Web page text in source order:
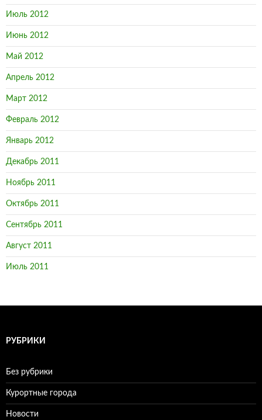
Июль 2012
Июнь 2012
Май 2012
Апрель 2012
Март 2012
Февраль 2012
Январь 2012
Декабрь 2011
Ноябрь 2011
Октябрь 2011
Сентябрь 2011
Август 2011
Июль 2011
РУБРИКИ
Без рубрики
Курортные города
Новости